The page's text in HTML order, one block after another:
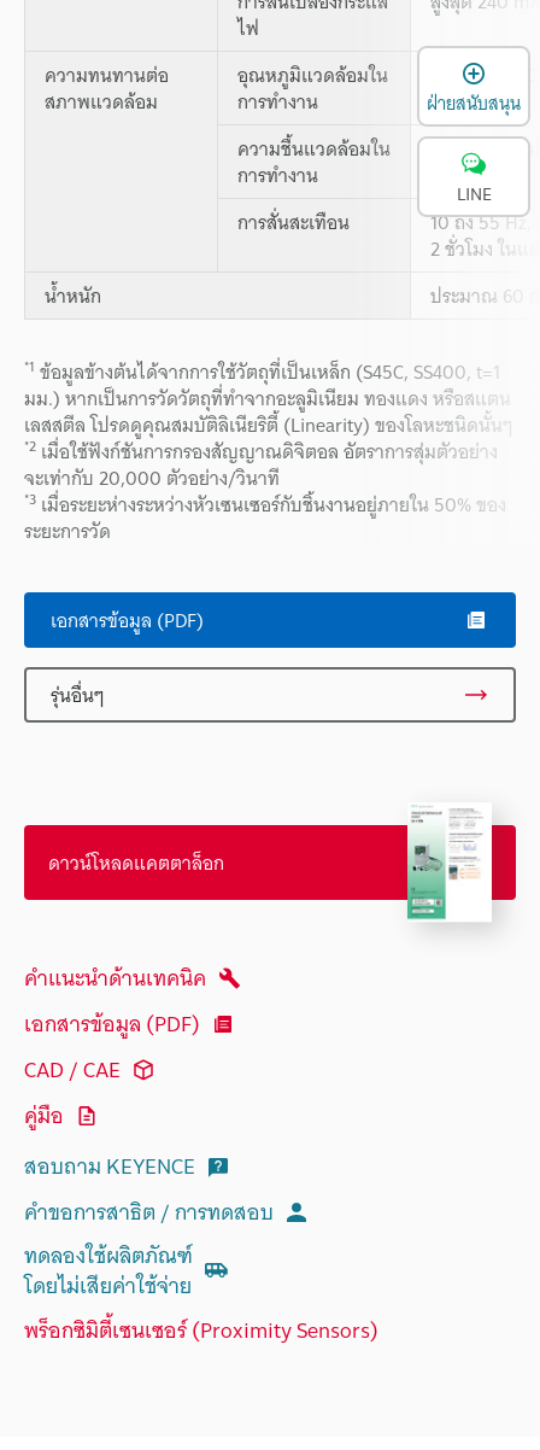
ไฟ
ความทนทานต่อ
สภาพแวดล้อม
อุณหภูมิแวดล้อมใน
การทำงาน
-10 ถึง
ความชื้นแวดล้อมใน
การทำงาน
35 ถึง 85%
การสั่นสะเทือน 10 ถึง 55
2 ชั่วโมง ใน
น้ำหนัก
ประมาณ 60
*1 ข้อมูลข้างต้นได้จากการใช้วัตถุที่เป็นเหล็ก (S45C, SS400, t=1
มม.) หากเป็นการวัดวัตถุที่ทำจากอะลูมิเนียม ทองแดง หรือสแตน
เลสสตีล โปรดดูคุณสมบัติลิเนียริตี้ (Linearity) ของโลหะชนิดนั้นๆ
*2 เมื่อใช้ฟังก์ชันการกรองสัญญาณดิจิตอล อัตราการสุ่มตัวอย่าง
จะเท่ากับ 20,000 ตัวอย่าง/วินาที
*3 เมื่อระยะห่างระหว่างหัวเซนเซอร์กับชิ้นงานอยู่ภายใน 50% ของ
ระยะการวัด
เอกสารข้อมูล (PDF)
รุ่นอื่นๆ
ดาวน์โหลดแคตตาล็อก
คำแนะนำด้านเทคนิค
เอกสารข้อมูล (PDF)
CAD / CAE
คู่มือ
สอบถาม KEYENCE
คำขอการสาธิต / การทดสอบ
ทดลองใช้ผลิตภัณฑ์
โดยไม่เสียค่าใช้จ่าย
พร็อกซิมิตี้เซนเซอร์ (Proximity Sensors)
ฝ่ายสนับสนุน
LINE